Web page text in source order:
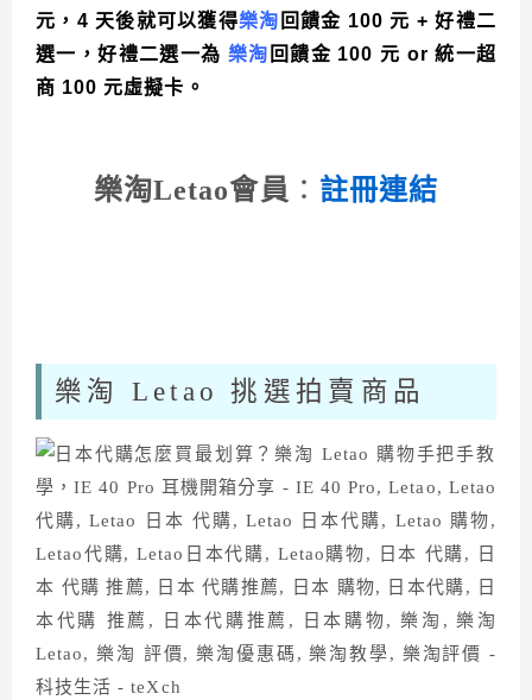
元， 4 天後就可以獲得樂淘 回饋金 100 元 +好禮二
選一，好禮二選一為 樂淘 回饋金100 元 or統一超
商 100 元虛擬卡。
樂淘Letao會員 ： 註冊連結
樂淘 Letao 挑選拍賣商品